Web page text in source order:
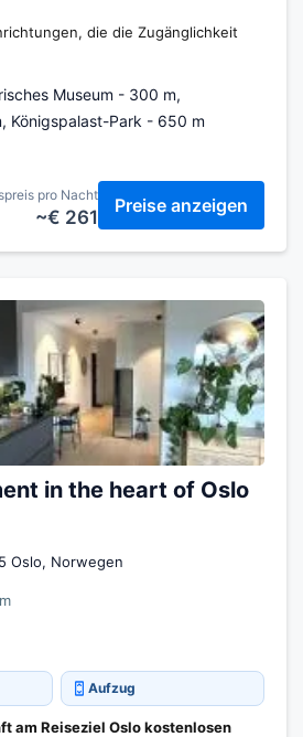
die die Zugänglichkeit
Museum - 300 m,
Königspalast-Park - 650 m
pro Nacht
~€ 261
Preise anzeigen
in the heart of Oslo
Oslo, Norwegen
Aufzug
am Reiseziel Oslo kostenlosen